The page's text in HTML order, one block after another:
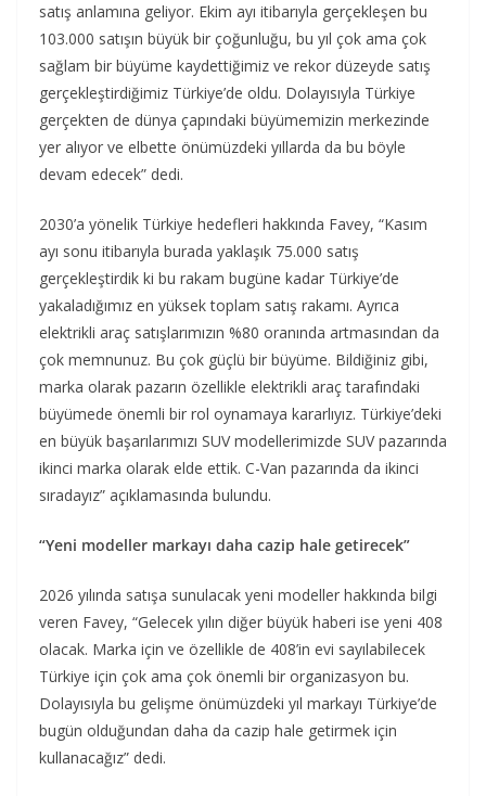
satış anlamına geliyor. Ekim ayı itibarıyla gerçekleşen bu
103.000 satışın büyük bir çoğunluğu, bu yıl çok ama çok
sağlam bir büyüme kaydettiğimiz ve rekor düzeyde satış
gerçekleştirdiğimiz Türkiye’de oldu. Dolayısıyla Türkiye
gerçekten de dünya çapındaki büyümemizin merkezinde
yer alıyor ve elbette önümüzdeki yıllarda da bu böyle
devam edecek” dedi.
2030’a yönelik Türkiye hedefleri hakkında Favey, “Kasım
ayı sonu itibarıyla burada yaklaşık 75.000 satış
gerçekleştirdik ki bu rakam bugüne kadar Türkiye’de
yakaladığımız en yüksek toplam satış rakamı. Ayrıca
elektrikli araç satışlarımızın %80 oranında artmasından da
çok memnunuz. Bu çok güçlü bir büyüme. Bildiğiniz gibi,
marka olarak pazarın özellikle elektrikli araç tarafındaki
büyümede önemli bir rol oynamaya kararlıyız. Türkiye’deki
en büyük başarılarımızı SUV modellerimizde SUV pazarında
ikinci marka olarak elde ettik. C-Van pazarında da ikinci
sıradayız” açıklamasında bulundu.
“Yeni modeller markayı daha cazip hale getirecek”
2026 yılında satışa sunulacak yeni modeller hakkında bilgi
veren Favey, “Gelecek yılın diğer büyük haberi ise yeni 408
olacak. Marka için ve özellikle de 408’in evi sayılabilecek
Türkiye için çok ama çok önemli bir organizasyon bu.
Dolayısıyla bu gelişme önümüzdeki yıl markayı Türkiye’de
bugün olduğundan daha da cazip hale getirmek için
kullanacağız” dedi.